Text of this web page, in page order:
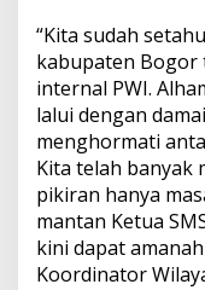
“Kita sudah
kabupaten Bogor
internal PWI.
lalui dengan
menghormati
Kita telah banyak
pikiran hanya
mantan Ketua
kini dapat
Koordinator